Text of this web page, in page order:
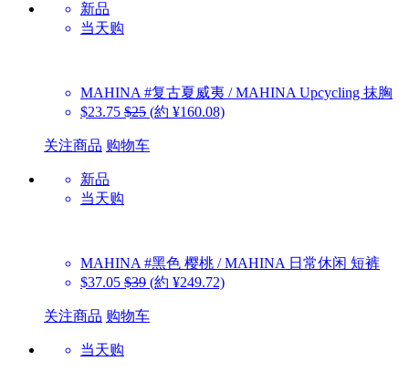
新品
当天购
MAHINA #复古夏威夷 / MAHINA Upcycling 抹胸
$23.75 $25 (約 ¥160.08)
关注商品 购物车
新品
当天购
MAHINA #黑色 樱桃 / MAHINA 日常休闲 短裤
$37.05 $39 (約 ¥249.72)
关注商品 购物车
当天购